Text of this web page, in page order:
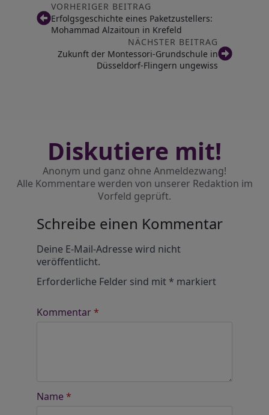
VORHERIGER BEITRAG
Erfolgsgeschichte eines Paketzustellers:
Mohammad Alzaitoun in Krefeld
NÄCHSTER BEITRAG
Zukunft der Montessori-Grundschule in
Düsseldorf-Flingern ungewiss
Diskutiere mit!
Anonym und ganz ohne Anmeldezwang!
Alle Kommentare werden von unserer Redaktion im
Vorfeld geprüft.
Schreibe einen Kommentar
Deine E-Mail-Adresse wird nicht
veröffentlicht.
Erforderliche Felder sind mit* markiert
Kommentar*
Name *